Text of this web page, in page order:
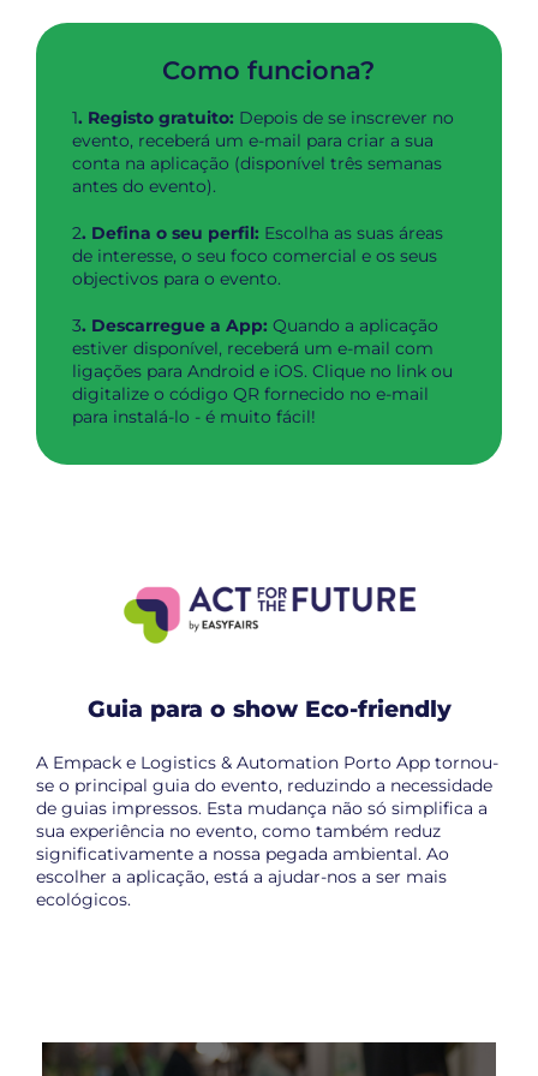
Como funciona?
1. Registo gratuito: Depois de se inscrever no
evento, receberá um e-mail para criar a sua
conta na aplicação (disponível três semanas
antes do evento).
2. Defina o seu perfil: Escolha as suas áreas
de interesse, o seu foco comercial e os seus
objectivos para o evento.
3. Descarregue a App: Quando a aplicação
estiver disponível, receberá um e-mail com
ligações para Android e iOS. Clique no link ou
digitalize o código QR fornecido no e-mail
para instalá-lo - é muito fácil!
Guia para o show Eco-friendly
A Empack e Logistics & Automation Porto App tornou-
se o principal guia do evento, reduzindo a necessidade
de guias impressos. Esta mudança não só simplifica a
sua experiência no evento, como também reduz
significativamente a nossa pegada ambiental. Ao
escolher a aplicação, está a ajudar-nos a ser mais
ecológicos.